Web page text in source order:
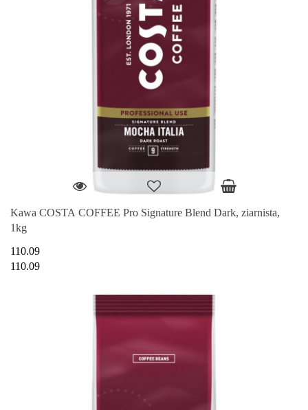
Kawa COSTA COFFEE Pro Signature Blend Dark, ziarnista,
1kg
110.09
110.09